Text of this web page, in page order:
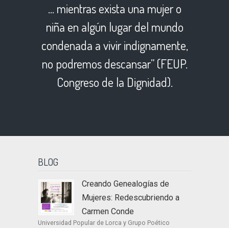
… mientras exista una mujer o
niña en algún lugar del mundo
condenada a vivir indignamente,
no podremos descansar” (FEUP.
Congreso de la Dignidad).
BLOG
Creando Genealogías de
Mujeres: Redescubriendo a
Carmen Conde
Universidad Popular de Lorca y Grupo Poético